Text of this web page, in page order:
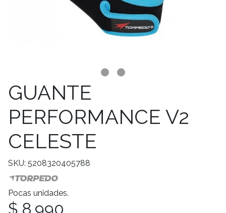
GUANTE
PERFORMANCE V2
CELESTE
SKU: 5208320405788
Pocas unidades.
$ 8.990